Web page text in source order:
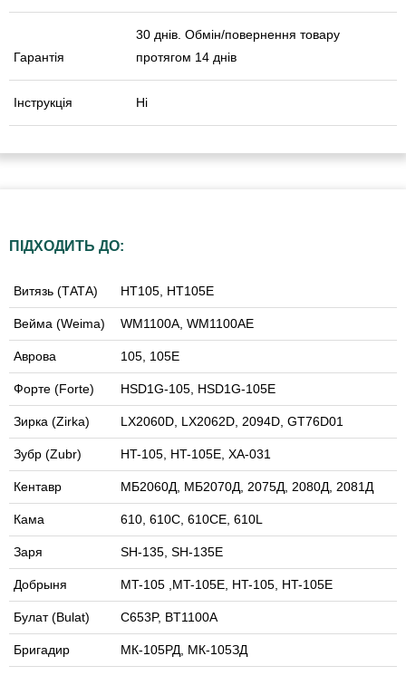
Гарантія
30 днів. Обмін/повернення товару
протягом 14 днів
Інструкція Ні
ПІДХОДИТЬ ДО:
Витязь (ТАТА) HT105, HT105E
Вейма (Weima) WM1100А, WM1100АE
Аврова 105, 105E
Форте (Forte) HSD1G-105, HSD1G-105E
Зирка (Zirka) LX2060D, LX2062D, 2094D, GT76D01
Зубр (Zubr) HT-105, HT-105E, XA-031
Кентавр МБ2060Д, МБ2070Д, 2075Д, 2080Д, 2081Д
Кама 610, 610С, 610CE, 610L
Заря SH-135, SH-135E
Добрыня MT-105 ,MT-105E, HT-105, HT-105E
Булат (Bulat) C653P, BT1100A
Бригадир МК-105РД, МК-105ЗД